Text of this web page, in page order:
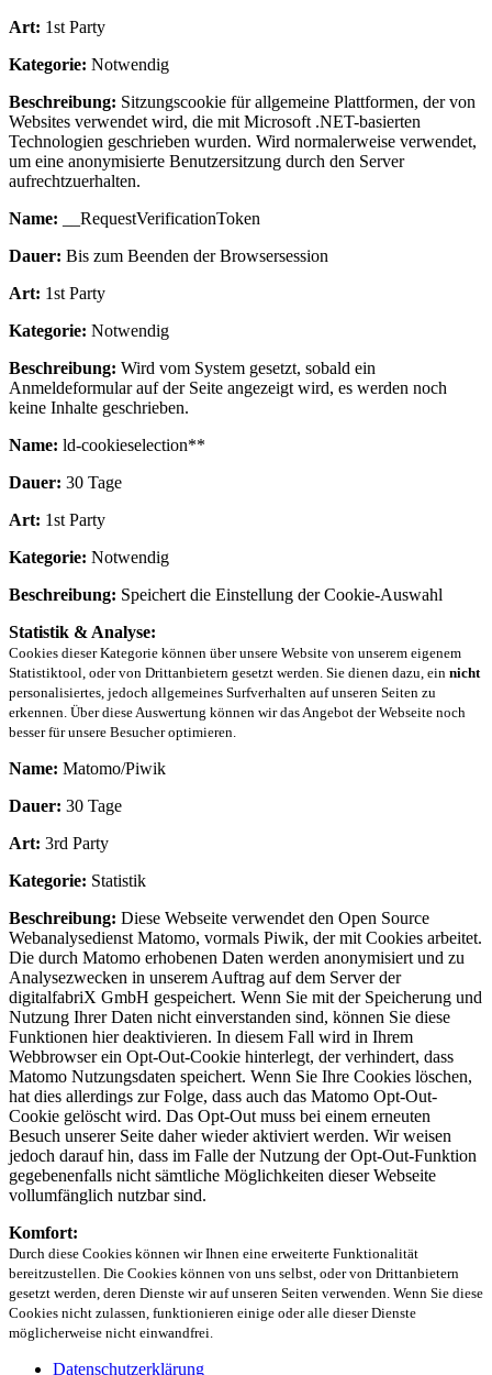
Art: 1st Party
Kategorie: Notwendig
Beschreibung: Sitzungscookie für allgemeine Plattformen, der von
Websites verwendet wird, die mit Microsoft .NET-basierten
Technologien geschrieben wurden. Wird normalerweise verwendet,
um eine anonymisierte Benutzersitzung durch den Server
aufrechtzuerhalten.
Name: __RequestVerificationToken
Dauer: Bis zum Beenden der Browsersession
Art: 1st Party
Kategorie: Notwendig
Beschreibung: Wird vom System gesetzt, sobald ein
Anmeldeformular auf der Seite angezeigt wird, es werden noch
keine Inhalte geschrieben.
Name: ld-cookieselection**
Dauer: 30 Tage
Art: 1st Party
Kategorie: Notwendig
Beschreibung: Speichert die Einstellung der Cookie-Auswahl
Statistik & Analyse:
Cookies dieser Kategorie können über unsere Website von unserem eigenem
Statistiktool, oder von Drittanbietern gesetzt werden. Sie dienen dazu, ein nicht
personalisiertes, jedoch allgemeines Surfverhalten auf unseren Seiten zu
erkennen. Über diese Auswertung können wir das Angebot der Webseite noch
besser für unsere Besucher optimieren.
Name: Matomo/Piwik
Dauer: 30 Tage
Art: 3rd Party
Kategorie: Statistik
Beschreibung: Diese Webseite verwendet den Open Source
Webanalysedienst Matomo, vormals Piwik, der mit Cookies arbeitet.
Die durch Matomo erhobenen Daten werden anonymisiert und zu
Analysezwecken in unserem Auftrag auf dem Server der
digitalfabriX GmbH gespeichert. Wenn Sie mit der Speicherung und
Nutzung Ihrer Daten nicht einverstanden sind, können Sie diese
Funktionen hier deaktivieren. In diesem Fall wird in Ihrem
Webbrowser ein Opt-Out-Cookie hinterlegt, der verhindert, dass
Matomo Nutzungsdaten speichert. Wenn Sie Ihre Cookies löschen,
hat dies allerdings zur Folge, dass auch das Matomo Opt-Out-
Cookie gelöscht wird. Das Opt-Out muss bei einem erneuten
Besuch unserer Seite daher wieder aktiviert werden. Wir weisen
jedoch darauf hin, dass im Falle der Nutzung der Opt-Out-Funktion
gegebenenfalls nicht sämtliche Möglichkeiten dieser Webseite
vollumfänglich nutzbar sind.
Komfort:
Durch diese Cookies können wir Ihnen eine erweiterte Funktionalität
bereitzustellen. Die Cookies können von uns selbst, oder von Drittanbietern
gesetzt werden, deren Dienste wir auf unseren Seiten verwenden. Wenn Sie diese
Cookies nicht zulassen, funktionieren einige oder alle dieser Dienste
möglicherweise nicht einwandfrei.
Datenschutzerklärung